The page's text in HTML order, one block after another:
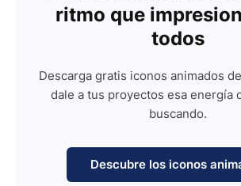
ritmo que
todos
Descarga gratis iconos animados
dale a tus proyectos esa energía
buscando.
Descubre los iconos